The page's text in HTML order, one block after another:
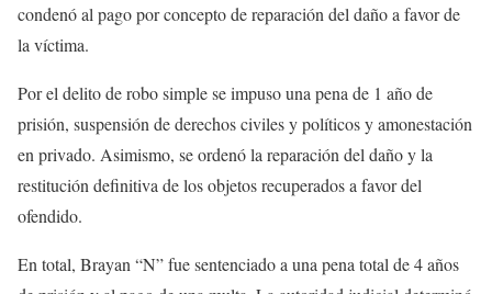
condenó al pago por concepto de reparación del daño a favor de
la víctima.
Por el delito de robo simple se impuso una pena de 1 año de
prisión, suspensión de derechos civiles y políticos y amonestación
en privado. Asimismo, se ordenó la reparación del daño y la
restitución definitiva de los objetos recuperados a favor del
ofendido.
En total, Brayan “N” fue sentenciado a una pena total de 4 años